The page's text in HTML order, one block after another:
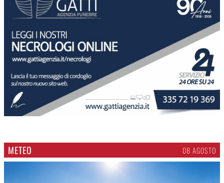
METEO 08 AGOSTO